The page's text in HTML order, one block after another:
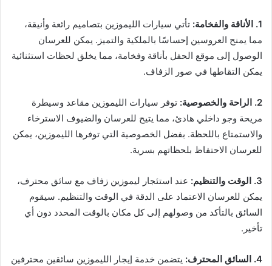
1. الأناقة والفخامة:
تأتي سيارات الليموزين بتصاميم رائعة وأنيقة،
مما يمنح العروسين إحساسًا بالملكية والتميز. يمكن للعرسان
الوصول إلى موقع الحفل بأناقة وفخامة، مما يخلق لحظات استثنائية
يمكن التقاطها في صور الزفاف.
2. الراحة والخصوصية:
توفر سيارات الليموزين مقاعد وسيطرة
مريحة وجو داخلي هادئ، مما يتيح للعرسان والضيوف الاسترخاء
والاستمتاع باللحظة. بفضل الخصوصية التي توفرها الليموزين، يمكن
للعرسان الاحتفاظ بلحظاتهم بسرية.
3. الوقت والتنظيم:
عند استئجار ليموزين زفاف مع سائق محترف،
يمكن للعرسان الاعتماد على الدقة في الوقت والتنظيم. سيقوم
السائق بالتأكد من وصولهم إلى كل مكان بالوقت المحدد دون أي
تأخير.
4. السائق المحترف:
يتضمن خدمة إيجار الليموزين سائقين محترفين